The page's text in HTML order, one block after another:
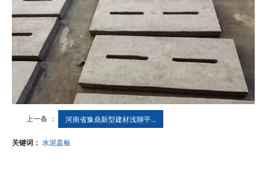
上一条 ： 河南省豫鼎新型建材浅聊平...
关键词： 水泥盖板